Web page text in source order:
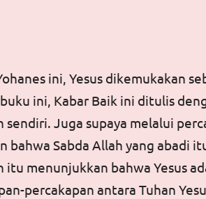
ini, Yesus dikemukakan
ini, Kabar Baik ini ditulis
Juga supaya melalui
Sabda Allah yang abadi
menunjukkan bahwa Yesus
percakapan antara Tuhan